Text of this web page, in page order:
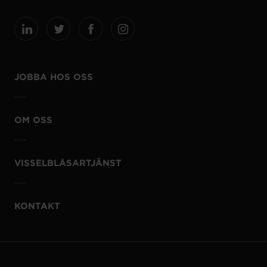
JOBBA HOS OSS
OM OSS
VISSELBLÅSARTJÄNST
KONTAKT